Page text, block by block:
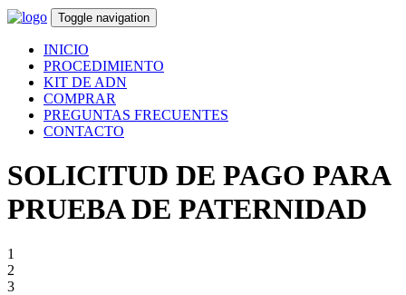
Toggle navigation
INICIO
PROCEDIMIENTO
KIT DE ADN
COMPRAR
PREGUNTAS FRECUENTES
CONTACTO
SOLICITUD DE PAGO PARA
PRUEBA DE PATERNIDAD
1
2
3